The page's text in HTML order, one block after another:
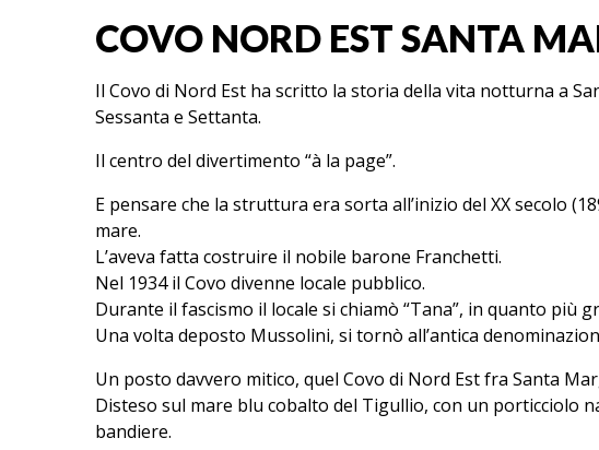
COVO NORD EST SANTA
Il Covo di Nord Est ha scritto la storia della vita notturna a
Sessanta e Settanta.
Il centro del divertimento “à la page”.
E pensare che la struttura era sorta all’inizio del XX secolo
mare.
L’aveva fatta costruire il nobile barone Franchetti.
Nel 1934 il Covo divenne locale pubblico.
Durante il fascismo il locale si chiamò “Tana”, in quanto più
Una volta deposto Mussolini, si tornò all’antica
Un posto davvero mitico, quel Covo di Nord Est fra Santa
Disteso sul mare blu cobalto del Tigullio, con un porticciolo
bandiere.